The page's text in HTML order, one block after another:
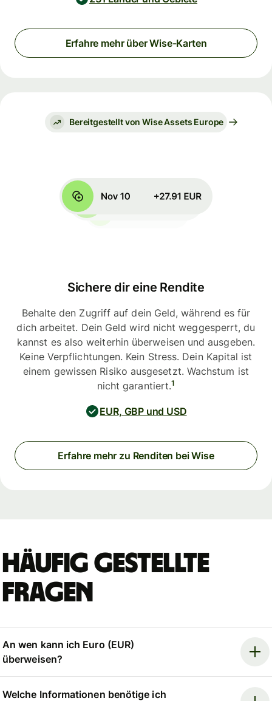
Erfahre mehr über Wise-Karten
Bereitgestellt von Wise Assets Europe
Sichere dir eine Rendite
Behalte den Zugriff auf dein Geld, während es für
dich arbeitet. Dein Geld wird nicht weggesperrt, du
kannst es also weiterhin überweisen und ausgeben.
Keine Verpflichtungen. Kein Stress. Dein Kapital ist
einem gewissen Risiko ausgesetzt. Wachstum ist
nicht garantiert.1
EUR, GBP und USD
Erfahre mehr zu Renditen bei Wise
Häufig gestellte
Fragen
An wen kann ich Euro (EUR)
überweisen?
Welche Informationen benötige ich